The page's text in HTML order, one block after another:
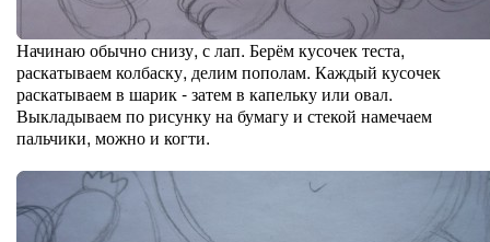
Начинаю обычно снизу, с лап. Берём кусочек теста,
раскатываем колбаску, делим пополам. Каждый кусочек
раскатываем в шарик - затем в капельку или овал.
Выкладываем по рисунку на бумагу и стекой намечаем
пальчики, можно и когти.